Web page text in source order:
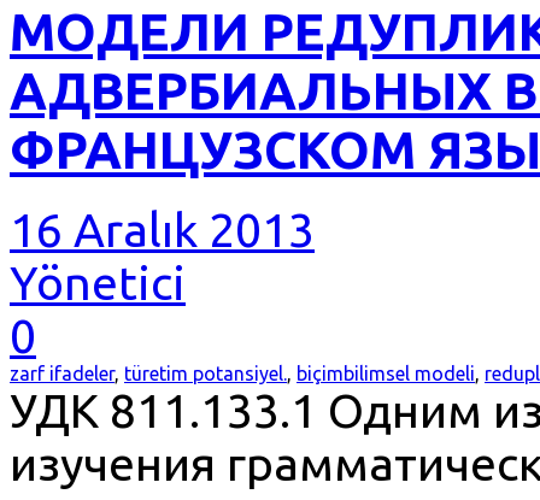
МОДЕЛИ
АДВЕРБИАЛЬНЫХ
ФРАНЦУЗСКОМ
16 Aralık 2013
Yönetici
0
zarf ifadeler, türetim potansiyel. biçimbilimsel modeli
УДК 811.133.1 Одним
изучения